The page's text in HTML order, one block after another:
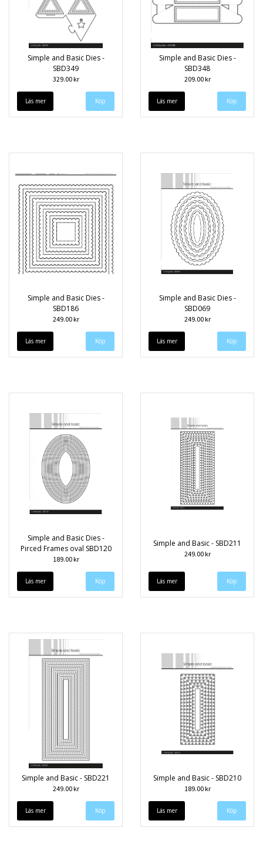
Simple and Basic Dies -
SBD349
329.00 kr
Läs mer
Simple and Basic Dies -
SBD348
209.00 kr
Läs mer
Simple and Basic Dies -
SBD186
249.00 kr
Läs mer
Simple and Basic Dies -
SBD069
249.00 kr
Läs mer
Simple and Basic Dies -
Pirced Frames oval SBD120
189.00 kr
Läs mer
Simple and Basic - SBD211
249.00 kr
Läs mer
Simple and Basic - SBD221
249.00 kr
Läs mer
Simple and Basic - SBD210
189.00 kr
Läs mer